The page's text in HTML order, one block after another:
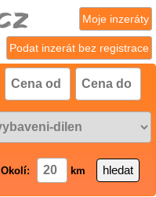
Podat inzerát bez registrace
Moje inzeráty
Okolí: km